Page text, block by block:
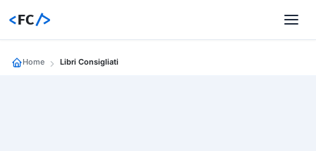
<FC/>
Home Libri Consigliati